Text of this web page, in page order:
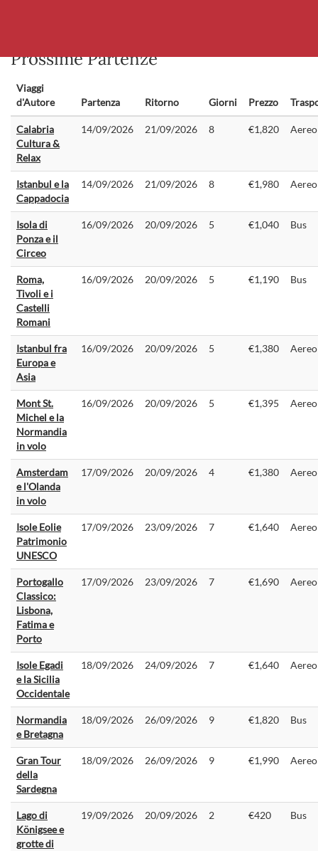
Prossime Partenze
Viaggi
d'Autore
Partenza Ritorno Giorni Prezzo
Calabria
Cultura &
Relax
14/09/2026 21/09/2026 8 €1,820 Aereo
Istanbul e la
Cappadocia
14/09/2026 21/09/2026 8 €1,980 Aereo
Isola di
Ponza e il
Circeo
16/09/2026 20/09/2026 5 €1,040 Bus
Roma,
Tivoli e i
Castelli
Romani
16/09/2026 20/09/2026 5 €1,190 Bus
Istanbul fra
Europa e
Asia
16/09/2026 20/09/2026 5 €1,380 Aereo
Mont St.
Michel e la
Normandia
in volo
16/09/2026 20/09/2026 5 €1,395 Aereo
Amsterdam
e l'Olanda
in volo
17/09/2026 20/09/2026 4 €1,380 Aereo
Isole Eolie
Patrimonio
UNESCO
17/09/2026 23/09/2026 7 €1,640 Aereo
Portogallo
Classico:
Lisbona,
Fatima e
Porto
17/09/2026 23/09/2026 7 €1,690 Aereo
Isole Egadi
e la Sicilia
Occidentale
18/09/2026 24/09/2026 7 €1,640 Aereo
Normandia
e Bretagna
18/09/2026 26/09/2026 9 €1,820 Bus
Gran Tour
della
Sardegna
18/09/2026 26/09/2026 9 €1,990 Aereo
Lago di
Königsee e
grotte di
19/09/2026 20/09/2026 2 €420 Bus